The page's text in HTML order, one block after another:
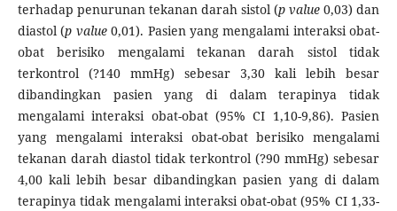
terhadap penurunan tekanan darah sistol (p value 0,03) dan
diastol (p value0,01). Pasien yang mengalami interaksi obat-
obat berisiko mengalami tekanan darah sistol tidak
terkontrol (?140 mmHg) sebesar 3,30 kali lebih besar
dibandingkan pasien yang di dalam terapinya tidak
mengalami interaksi obat-obat (95% CI 1,10-9,86). Pasien
yang mengalami interaksi obat-obat berisiko mengalami
tekanan darah diastol tidak terkontrol (?90 mmHg) sebesar
4,00 kali lebih besar dibandingkan pasien yang di dalam
terapinya tidak mengalami interaksi obat-obat (95% CI 1,33-